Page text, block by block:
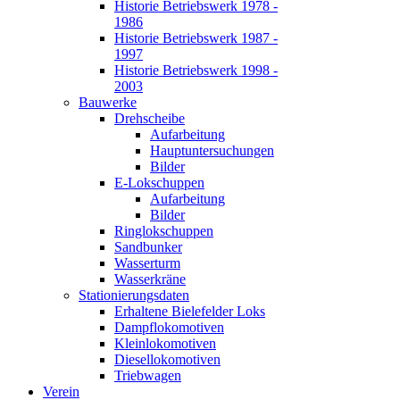
Historie Betriebswerk 1978 -
1986
Historie Betriebswerk 1987 -
1997
Historie Betriebswerk 1998 -
2003
Bauwerke
Drehscheibe
Aufarbeitung
Hauptuntersuchungen
Bilder
E-Lokschuppen
Aufarbeitung
Bilder
Ringlokschuppen
Sandbunker
Wasserturm
Wasserkräne
Stationierungsdaten
Erhaltene Bielefelder Loks
Dampflokomotiven
Kleinlokomotiven
Diesellokomotiven
Triebwagen
Verein